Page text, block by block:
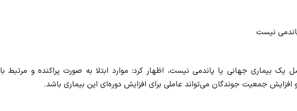
نیست
یک بیماری جهانی یا پاندمی نیست، اظهار کرد: موارد ابتلا به صورت پراکنده و مرتبط با
جمعیت جوندگان می‌تواند عاملی برای افزایش دوره‌ای این بیماری باشد.